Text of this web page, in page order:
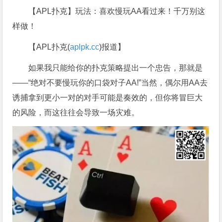
【APL扑克】玩法：喜欢慢玩AA看过来！千万别这
样做！
【APL扑克(aplpk.cc)报道】
如果我只能给你的扑克策略提出一个忠告，那就是
——“绝对不要慢玩你的口袋对子AA!”当然，偶尔用AA去
诱捕拿到更小一对的对手可能是奏效的，但你将冒巨大
的风险，而这往往会导致一场灾难。